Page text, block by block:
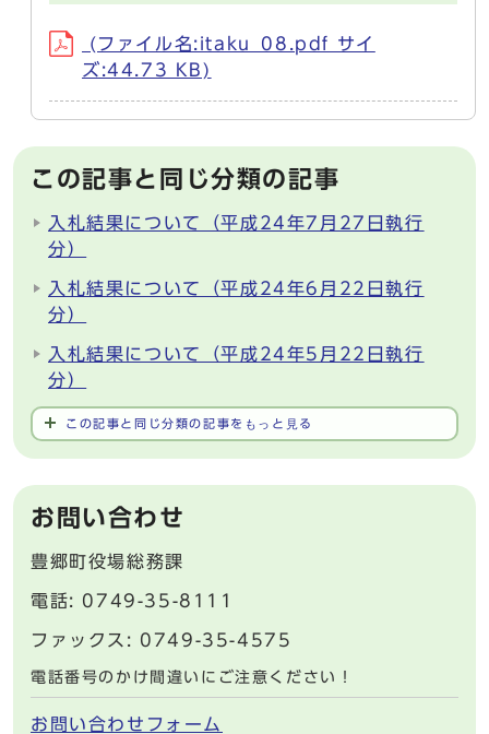
(ファイル名:itaku_08.pdf サイ
ズ:44.73 KB)
この記事と同じ分類の記事
入札結果について（平成24年7月27日執行
分）
入札結果について（平成24年6月22日執行
分）
入札結果について（平成24年5月22日執行
分）
この記事と同じ分類の記事をもっと見る
お問い合わせ
豊郷町役場総務課
電話: 0749-35-8111
ファックス: 0749-35-4575
電話番号のかけ間違いにご注意ください！
お問い合わせフォーム